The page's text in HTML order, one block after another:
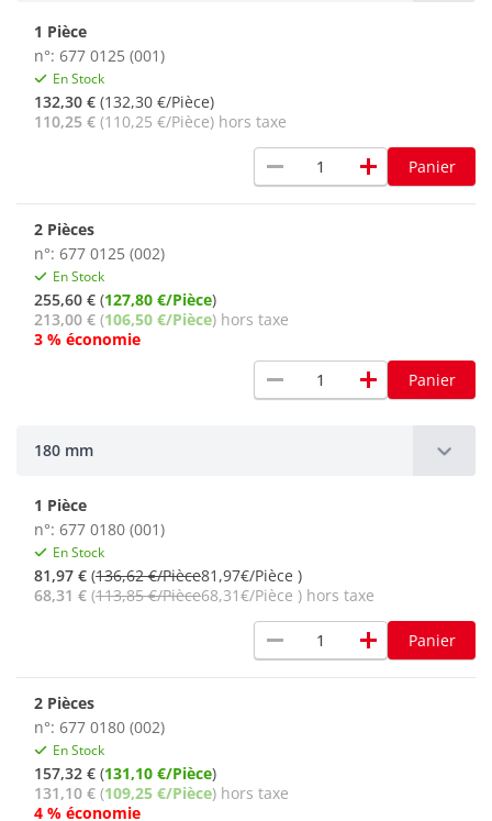
1 Pièce
n°: 677 0125 (001)
En Stock
132,30 € (132,30 €/Pièce)
110,25 € (110,25 €/Pièce) hors taxe
remove add Panier
2 Pièces
n°: 677 0125 (002)
En Stock
255,60 € (127,80 €/Pièce)
213,00 € (106,50 €/Pièce) hors taxe
3 % économie
remove add Panier
180 mm
1 Pièce
n°: 677 0180 (001)
En Stock
81,97 € (136,62 €/Pièce81,97€/Pièce )
68,31 € (113,85 €/Pièce68,31€/Pièce ) hors taxe
remove add Panier
2 Pièces
n°: 677 0180 (002)
En Stock
157,32 € (131,10 €/Pièce)
131,10 € (109,25 €/Pièce) hors taxe
4 % économie